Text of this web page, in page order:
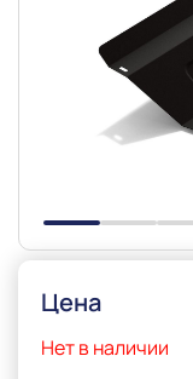
Slide 1 of 8
Цена
Нет в наличии